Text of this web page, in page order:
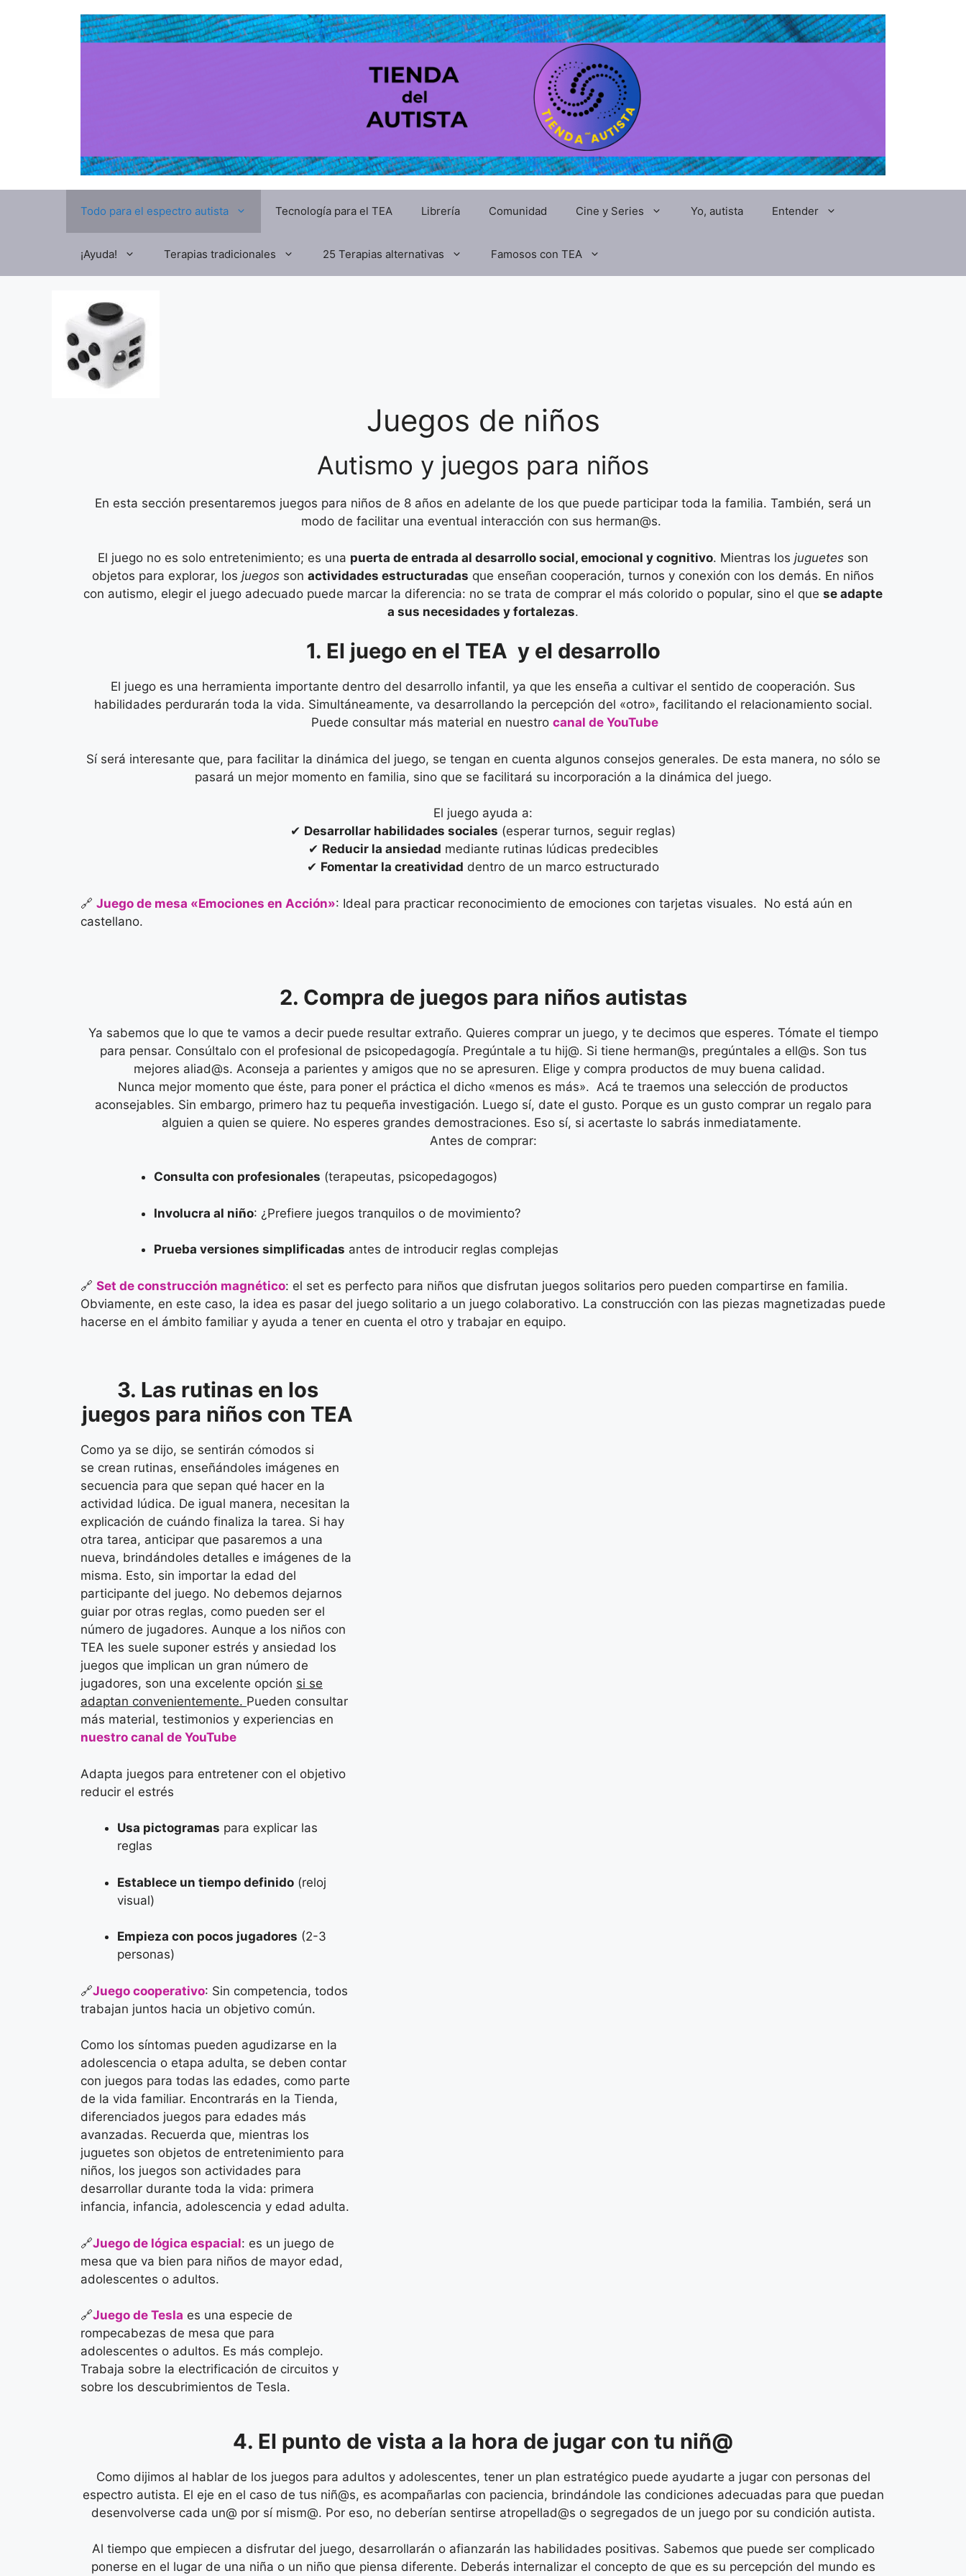
Todo para el espectro autista Tecnología para el TEA Librería Comunidad Cine y Series Yo, autista Entender
¡Ayuda! Terapias tradicionales 25 Terapias alternativas Famosos con TEA
Juegos de niños
Autismo y juegos para niños
En esta sección presentaremos juegos para niños de 8 años en adelante de los que puede participar toda la familia. También, será un
modo de facilitar una eventual interacción con sus herman@s.
El juego no es solo entretenimiento; es una puerta de entrada al desarrollo social, emocional y cognitivo. Mientras los juguetes son
objetos para explorar, los juegos son actividades estructuradas que enseñan cooperación, turnos y conexión con los demás. En niños
con autismo, elegir el juego adecuado puede marcar la diferencia: no se trata de comprar el más colorido o popular, sino el que se adapte
a sus necesidades y fortalezas.
1. El juego en el TEA y el desarrollo
El juego es una herramienta importante dentro del desarrollo infantil, ya que les enseña a cultivar el sentido de cooperación. Sus
habilidades perdurarán toda la vida. Simultáneamente, va desarrollando la percepción del «otro», facilitando el relacionamiento social.
Puede consultar más material en nuestro canal de YouTube
Sí será interesante que, para facilitar la dinámica del juego, se tengan en cuenta algunos consejos generales. De esta manera, no sólo se
pasará un mejor momento en familia, sino que se facilitará su incorporación a la dinámica del juego.
El juego ayuda a:
✔ Desarrollar habilidades sociales (esperar turnos, seguir reglas)
✔ Reducir la ansiedad mediante rutinas lúdicas predecibles
✔ Fomentar la creatividad dentro de un marco estructurado
🔗 Juego de mesa «Emociones en Acción»: Ideal para practicar reconocimiento de emociones con tarjetas visuales. No está aún en
castellano.
2. Compra de juegos para niños autistas
Ya sabemos que lo que te vamos a decir puede resultar extraño. Quieres comprar un juego, y te decimos que esperes. Tómate el tiempo
para pensar. Consúltalo con el profesional de psicopedagogía. Pregúntale a tu hij@. Si tiene herman@s, pregúntales a ell@s. Son tus
mejores aliad@s. Aconseja a parientes y amigos que no se apresuren. Elige y compra productos de muy buena calidad.
Nunca mejor momento que éste, para poner el práctica el dicho «menos es más». Acá te traemos una selección de productos
aconsejables. Sin embargo, primero haz tu pequeña investigación. Luego sí, date el gusto. Porque es un gusto comprar un regalo para
alguien a quien se quiere. No esperes grandes demostraciones. Eso sí, si acertaste lo sabrás inmediatamente.
Antes de comprar:
Consulta con profesionales (terapeutas, psicopedagogos)
Involucra al niño: ¿Prefiere juegos tranquilos o de movimiento?
Prueba versiones simplificadas antes de introducir reglas complejas
🔗 Set de construcción magnético: el set es perfecto para niños que disfrutan juegos solitarios pero pueden compartirse en familia.
Obviamente, en este caso, la idea es pasar del juego solitario a un juego colaborativo. La construcción con las piezas magnetizadas puede
hacerse en el ámbito familiar y ayuda a tener en cuenta el otro y trabajar en equipo.
3. Las rutinas en los
juegos para niños con TEA
Como ya se dijo, se sentirán cómodos si
se crean rutinas, enseñándoles imágenes en
secuencia para que sepan qué hacer en la
actividad lúdica. De igual manera, necesitan la
explicación de cuándo finaliza la tarea. Si hay
otra tarea, anticipar que pasaremos a una
nueva, brindándoles detalles e imágenes de la
misma. Esto, sin importar la edad del
participante del juego. No debemos dejarnos
guiar por otras reglas, como pueden ser el
número de jugadores. Aunque a los niños con
TEA les suele suponer estrés y ansiedad los
juegos que implican un gran número de
jugadores, son una excelente opción si se
adaptan convenientemente. Pueden consultar
más material, testimonios y experiencias en
nuestro canal de YouTube
Adapta juegos para entretener con el objetivo
reducir el estrés
Usa pictogramas para explicar las
reglas
Establece un tiempo definido (reloj
visual)
Empieza con pocos jugadores (2-3
personas)
🔗Juego cooperativo: Sin competencia, todos
trabajan juntos hacia un objetivo común.
Como los síntomas pueden agudizarse en la
adolescencia o etapa adulta, se deben contar
con juegos para todas las edades, como parte
de la vida familiar. Encontrarás en la Tienda,
diferenciados juegos para edades más
avanzadas. Recuerda que, mientras los
juguetes son objetos de entretenimiento para
niños, los juegos son actividades para
desarrollar durante toda la vida: primera
infancia, infancia, adolescencia y edad adulta.
🔗Juego de lógica espacial: es un juego de
mesa que va bien para niños de mayor edad,
adolescentes o adultos.
🔗Juego de Tesla es una especie de
rompecabezas de mesa que para
adolescentes o adultos. Es más complejo.
Trabaja sobre la electrificación de circuitos y
sobre los descubrimientos de Tesla.
4. El punto de vista a la hora de jugar con tu niñ@
Como dijimos al hablar de los juegos para adultos y adolescentes, tener un plan estratégico puede ayudarte a jugar con personas del
espectro autista. El eje en el caso de tus niñ@s, es acompañarlas con paciencia, brindándole las condiciones adecuadas para que puedan
desenvolverse cada un@ por sí mism@. Por eso, no deberían sentirse atropellad@s o segregados de un juego por su condición autista.
Al tiempo que empiecen a disfrutar del juego, desarrollarán o afianzarán las habilidades positivas. Sabemos que puede ser complicado
ponerse en el lugar de una niña o un niño que piensa diferente. Deberás internalizar el concepto de que es su percepción del mundo es